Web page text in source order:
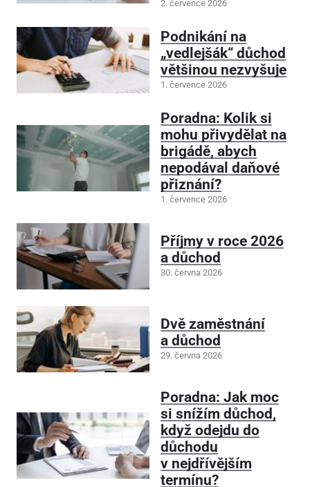
2. července 2026
Podnikání na
„vedlejšák“ důchod
většinou nezvyšuje
1. července 2026
Poradna: Kolik si
mohu přivydělat na
brigádě, abych
nepodával daňové
přiznání?
1. července 2026
Příjmy v roce 2026
a důchod
30. června 2026
Dvě zaměstnání
a důchod
29. června 2026
Poradna: Jak moc
si snížím důchod,
když odejdu do
důchodu
v nejdřívějším
termínu?